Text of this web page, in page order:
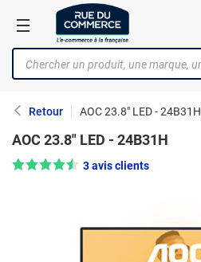
Retour AOC 23.8" LED - 24B31H
AOC 23.8" LED - 24B31H
Note : 4.5/5 — 3 avis clients